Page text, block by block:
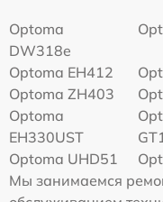
Optoma
DW318e
Optoma EH412
Optoma ZH403
Optoma
EH330UST
Optoma UHD51
Мы занимаемся